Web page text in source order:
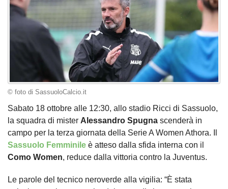
© foto di SassuoloCalcio.it
Sabato 18 ottobre alle 12:30, allo stadio Ricci di Sassuolo,
la squadra di mister Alessandro Spugna scenderà in
campo per la terza giornata della Serie A Women Athora. Il
Sassuolo Femminile è atteso dalla sfida interna con il
Como Women, reduce dalla vittoria contro la Juventus.
Le parole del tecnico neroverde alla vigilia: “È stata